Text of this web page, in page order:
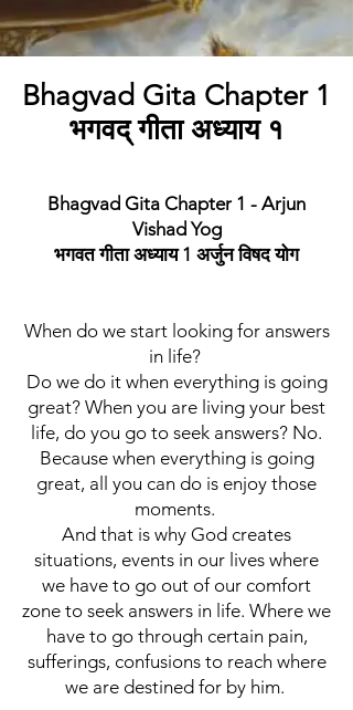
Bhagvad Gita Chapter 1
भगवद् गीता अध्याय १
Bhagvad Gita Chapter 1 - Arjun
Vishad Yog
भगवत गीता अध्याय 1 अर्जुन विषद योग
When do we start looking for answers
in life?
Do we do it when everything is going
great? When you are living your best
life, do you go to seek answers? No.
Because when everything is going
great, all you can do is enjoy those
moments.
And that is why God creates
situations, events in our lives where
we have to go out of our comfort
zone to seek answers in life. Where we
have to go through certain pain,
sufferings, confusions to reach where
we are destined for by him.